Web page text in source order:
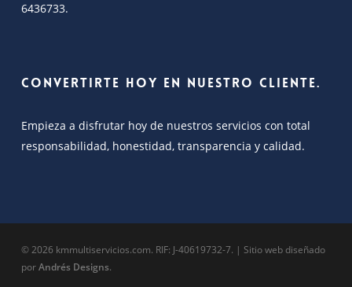
6436733.
Convertirte hoy en nuestro cliente.
Empieza a disfrutar hoy de nuestros servicios con total
responsabilidad, honestidad, transparencia y calidad.
© 2026 kmmultiservicios.com. RIF: J-40619732-7. | Sitio web diseñado
porAndrés Designs.